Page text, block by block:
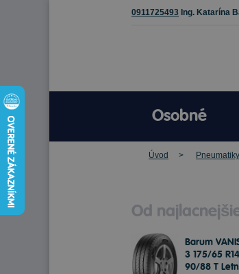
0911725493 Ing. Katarína
Osobné
Úvod Pneumatiky
Od
Barum
3 175/65
90/88 T